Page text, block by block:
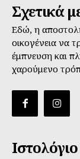
Σχετικά
Εδώ, η
οικογένεια να
έμπνευση και
χαρούμενο
Ιστολόγιο